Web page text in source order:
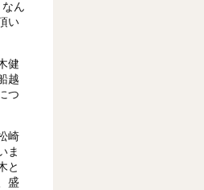
なん
い
健
越
つ
崎
ま
と
盛